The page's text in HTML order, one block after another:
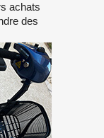
achats
des